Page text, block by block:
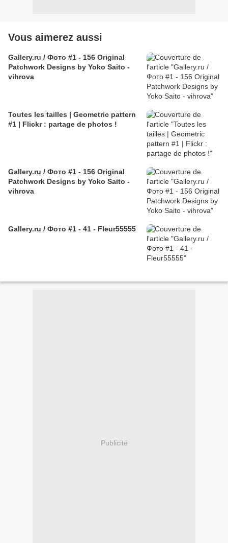
Vous aimerez aussi
Gallery.ru / Фото #1 - 156 Original
Patchwork Designs by Yoko Saito -
vihrova
Toutes les tailles | Geometric pattern
#1 | Flickr : partage de photos !
Gallery.ru / Фото #1 - 156 Original
Patchwork Designs by Yoko Saito -
vihrova
Gallery.ru / Фото #1 - 41 - Fleur55555
Publicité